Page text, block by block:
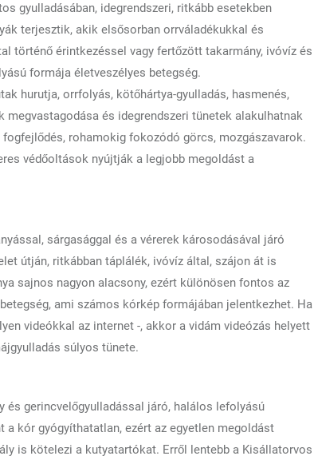
gyulladásában, idegrendszeri, ritkább esetekben
terjesztik, akik elsősorban orrváladékukkal és
történő érintkezéssel vagy fertőzött takarmány, ivóvíz és
formája életveszélyes betegség.
hurutja, orrfolyás, kötőhártya-gyulladás, hasmenés,
megvastagodása és idegrendszeri tünetek alakulhatnak
rohamokig fokozódó görcs, mozgászavarok.
védőoltások nyújtják a legjobb megoldást a
sárgasággal és a vérerek károsodásával járó
útján, ritkábban táplálék, ivóvíz által, szájon át is
sajnos nagyon alacsony, ezért különösen fontos az
ami számos kórkép formájában jelentkezhet. Ha
videókkal az internet -, akkor a vidám videózás helyett
súlyos tünete.
és gerincvelőgyulladással járó, halálos lefolyású
kór gyógyíthatatlan, ezért az egyetlen megoldást
is kötelezi a kutyatartókat. Erről lentebb a Kisállatorvos